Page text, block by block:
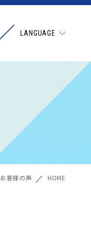
LANGUAGE
HOME
お客様の声